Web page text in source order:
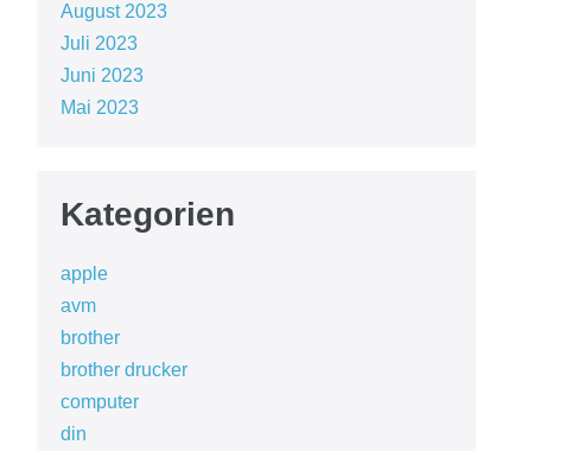
August 2023
Juli 2023
Juni 2023
Mai 2023
Kategorien
apple
avm
brother
brother drucker
computer
din